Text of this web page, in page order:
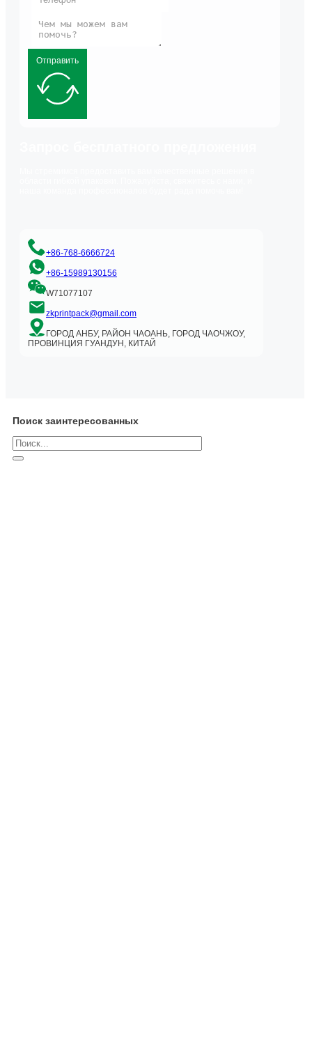
Отправить
+86-768-6666724
+86-15989130156
W71077107
zkprintpack@gmail.com
ГОРОД АНБУ, РАЙОН ЧАОАНЬ, ГОРОД ЧАОЧЖОУ,
ПРОВИНЦИЯ ГУАНДУН, КИТАЙ
Поиск заинтересованных
Поиск